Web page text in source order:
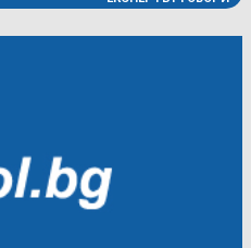
ЕКСПЕРТЪТ ГОВОРИ